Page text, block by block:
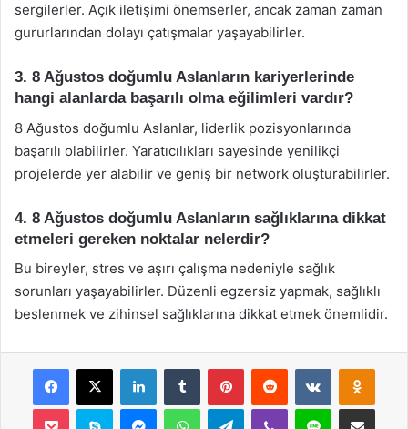
sergilerler. Açık iletişimi önemserler, ancak zaman zaman
gururlarından dolayı çatışmalar yaşayabilirler.
3. 8 Ağustos doğumlu Aslanların kariyerlerinde
hangi alanlarda başarılı olma eğilimleri vardır?
8 Ağustos doğumlu Aslanlar, liderlik pozisyonlarında
başarılı olabilirler. Yaratıcılıkları sayesinde yenilikçi
projelerde yer alabilir ve geniş bir network oluşturabilirler.
4. 8 Ağustos doğumlu Aslanların sağlıklarına dikkat
etmeleri gereken noktalar nelerdir?
Bu bireyler, stres ve aşırı çalışma nedeniyle sağlık
sorunları yaşayabilirler. Düzenli egzersiz yapmak, sağlıklı
beslenmek ve zihinsel sağlıklarına dikkat etmek önemlidir.
Facebook
X LinkedInTumblr PinterestReddit VKontakte
Pocket Skype MessengerWhatsAppTelegramViber Line E-Posta ile